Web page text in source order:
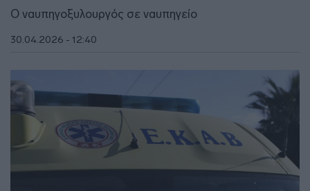
Ο ναυπηγοξυλουργός σε ναυπηγείο
30.04.2026 - 12:40